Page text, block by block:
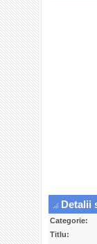
Detalii
Categorie:
Titlu: